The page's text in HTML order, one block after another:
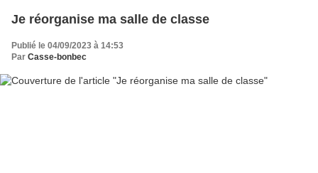
Je réorganise ma salle de classe
Publié le 04/09/2023 à 14:53
Par Casse-bonbec